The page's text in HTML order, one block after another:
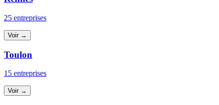
25 entreprises
Voir →
Toulon
15 entreprises
Voir →